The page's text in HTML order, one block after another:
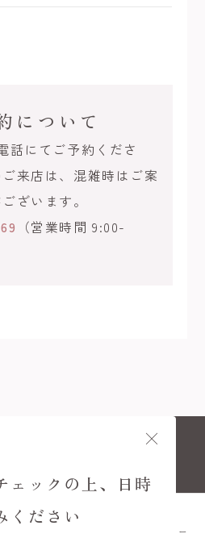
メニュー
について
話にてご予約くださ
来店は、混雑時はご案
ざいます。
（営業時間 9:00-
ェックの上、日時
ください